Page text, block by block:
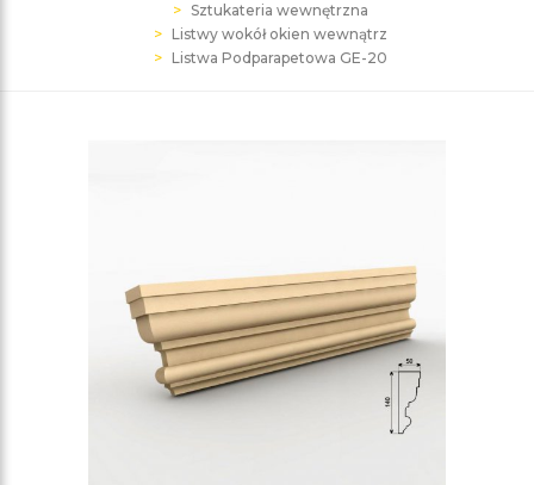
Sztukateria wewnętrzna
Listwy wokół okien wewnątrz
Listwa Podparapetowa GE-20